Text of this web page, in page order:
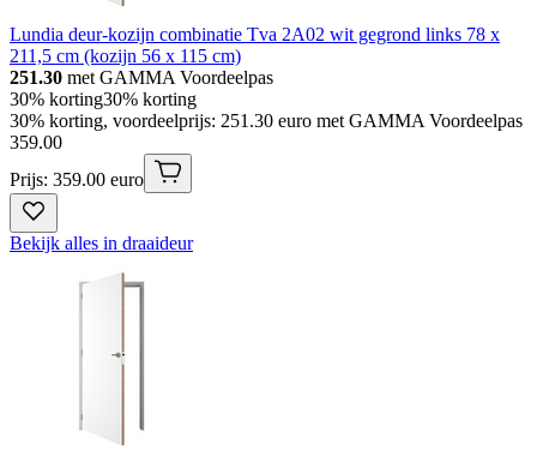
Lundia deur-kozijn combinatie Tva 2A02 wit gegrond links 78 x
211,5 cm (kozijn 56 x 115 cm)
251.30 met GAMMA Voordeelpas
30% korting30% korting
30% korting, voordeelprijs: 251.30 euro met GAMMA Voordeelpas
359.00
Prijs: 359.00 euro
Bekijk alles in draaideur